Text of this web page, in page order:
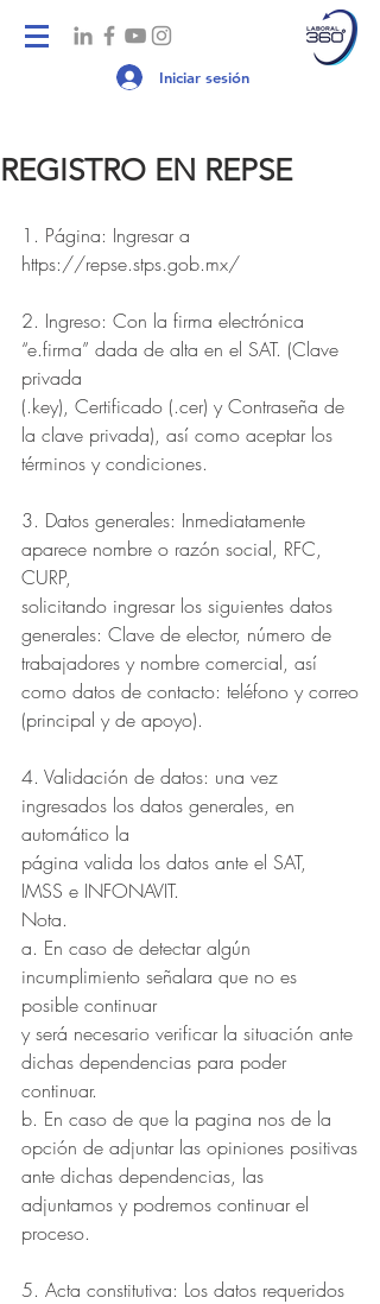
Iniciar sesión
REGISTRO EN REPSE
1. Página: Ingresar a
https://repse.stps.gob.mx/
2. Ingreso: Con la firma electrónica
“e.firma” dada de alta en el SAT. (Clave
privada
(.key), Certificado (.cer) y Contraseña de
la clave privada), así como aceptar los
términos y condiciones.
3. Datos generales: Inmediatamente
aparece nombre o razón social, RFC,
CURP,
solicitando ingresar los siguientes datos
generales: Clave de elector, número de
trabajadores y nombre comercial, así
como datos de contacto: teléfono y correo
(principal y de apoyo).
4. Validación de datos: una vez
ingresados los datos generales, en
automático la
página valida los datos ante el SAT,
IMSS e INFONAVIT.
Nota.
a. En caso de detectar algún
incumplimiento señalara que no es
posible continuar
y será necesario verificar la situación ante
dichas dependencias para poder
continuar.
b. En caso de que la pagina nos de la
opción de adjuntar las opiniones positivas
ante dichas dependencias, las
adjuntamos y podremos continuar el
proceso.
5. Acta constitutiva: Los datos requeridos